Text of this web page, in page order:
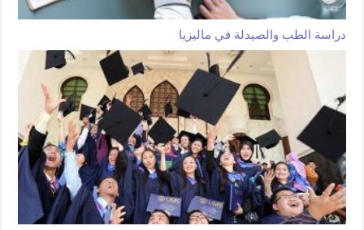
دراسة الطب والصيدلة في ماليزيا